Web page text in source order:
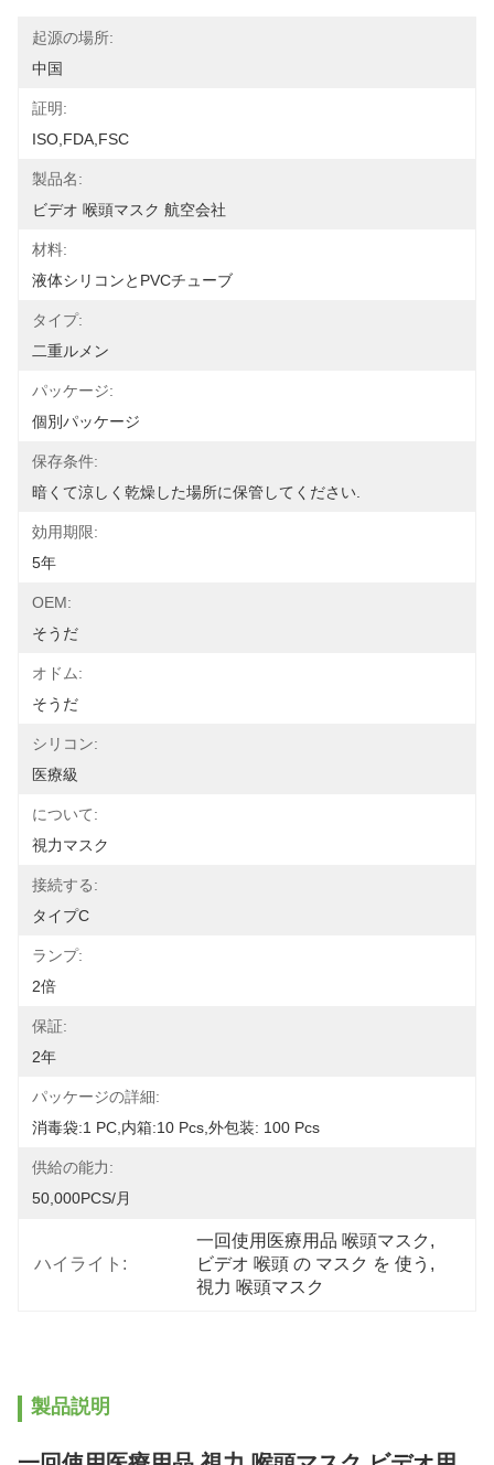
起源の場所:
中国
証明:
ISO,FDA,FSC
製品名:
ビデオ 喉頭マスク 航空会社
材料:
液体シリコンとPVCチューブ
タイプ:
二重ルメン
パッケージ:
個別パッケージ
保存条件:
暗くて涼しく乾燥した場所に保管してください.
効用期限:
5年
OEM:
そうだ
オドム:
そうだ
シリコン:
医療級
について:
視力マスク
接続する:
タイプC
ランプ:
2倍
保証:
2年
パッケージの詳細:
消毒袋:1 PC,内箱:10 Pcs,外包装: 100 Pcs
供給の能力:
50,000PCS/月
ハイライト:
一回使用医療用品 喉頭マスク ,
ビデオ 喉頭 の マスク を 使う ,
視力 喉頭マスク
製品説明